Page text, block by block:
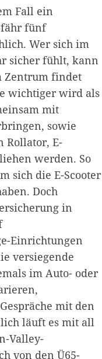
Fall ein
fünf
Wer sich im
sicher fühlt, kann
Zentrum findet
wichtiger wird als
mit
sowie
Rollator, E-
werden. So
sich die E-Scooter
Doch
in
Einrichtungen
versiegende
im Auto- oder
mit den
läuft es mit all
Valley-
von den Ü65-